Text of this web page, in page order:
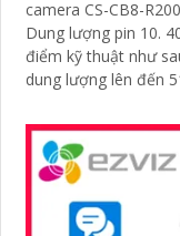
camera CS-CB8-
Dung lượng pin 10.
điểm kỹ thuật như
dung lượng lên đến